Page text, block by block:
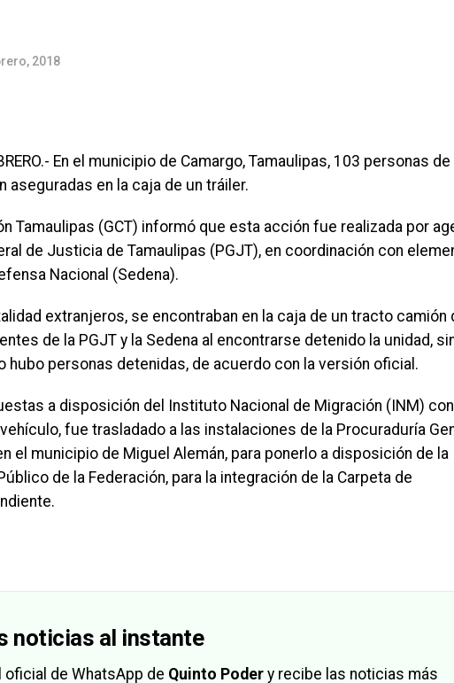
2018
En el municipio de Camargo, Tamaulipas, 103 personas de
aseguradas en la caja de un tráiler.
Tamaulipas (GCT) informó que esta acción fue realizada por
de Justicia de Tamaulipas (PGJT), en coordinación con
Nacional (Sedena).
extranjeros, se encontraban en la caja de un tracto camión
de la PGJT y la Sedena al encontrarse detenido la unidad,
hubo personas detenidas, de acuerdo con la versión oficial.
a disposición del Instituto Nacional de Migración (INM)
fue trasladado a las instalaciones de la Procuraduría
el municipio de Miguel Alemán, para ponerlo a disposición de la
de la Federación, para la integración de la Carpeta de
noticias al instante
oficial de WhatsApp de Quinto Poder y recibe las noticias más